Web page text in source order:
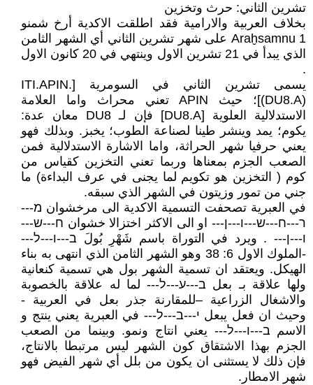
تشرين الثاني: حرث وتخزين
بخلاف العربية والارامية فقد اطلقت الاكدية أرخ شمنو
Araḫsamnu 1 على شهر تشرين الثاني أي الشهر الثامن
الذي يبدأ في 21 تشرين الاول وينتهي في 20 كانون الاول
.
يسمى تشرين الثاني في السومرية [ITI.APIN.
(DU8.A)]؛ حيث APIN تعني محراث واما العلامة
الاستدلالية العلوية [DU8.A] فإن لـ DU8 معان عدة:
يكوم؛ يمد وينشر طينا لصناعة الطوب؛ يخبز. وبذلك فهو
يعني حرفيا شهر الحراثة، واما الاشارة الاستدلالية فمن
الصعب الجزم بمعناها وربما تعني التخزين كقياس من
كوم ( التخزين هو تكويم لما يجنى في عرف البداءة) ما
جني من تمور وزيتون في الشهر الذي سبقه.
في العبرية تصحفت التسمية الاكدية الى مرخشوان מ---
ר---ח---ש---ו---ן--- او الى الاكثر اختزالا خشوان ח---ש---
ו---ן--- . ويرد في التوراة باسم شَهْرِ بُولَ ב---ו---ל---
-الملوك الاول 6: 38 وهو الشهر الثامن الذي انتهى به بناء
الهيكل. ويعتقد ان تسمية الشهر بول هي تسمية كنعانية
ولها علاقة بـ بعل ב---ע---ל--- لما له علاقة بالخصوبة
والاشغال الزراعية –للمقارنة جذر بعل في العربية -
وحيث ان فعل يبعل י---ב---ל--- في العبرية يعني ينتج و
الاسم ב---ו---ל--- يعني انتاج ونمو. وبينما من الصعب
الجزم بهذا الاشتقاق كون الشهر ليس مرتبطا بالانتاج،
فإن ذلك لا يستثنى ان يكون من بلل أي شهر الفيض فهو
شهر الامطار.